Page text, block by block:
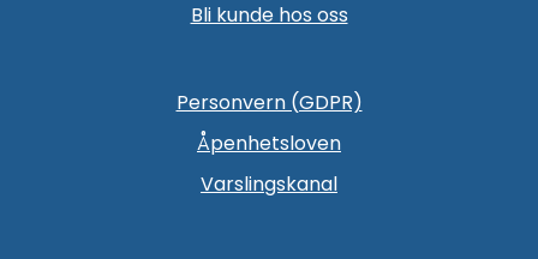
Bli kunde hos oss
Personvern (GDPR)
Åpenhetsloven
Varslingskanal